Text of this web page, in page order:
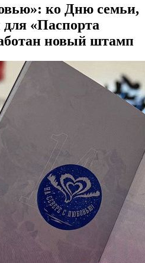
ко Дню семьи,
«Паспорта
новый штамп